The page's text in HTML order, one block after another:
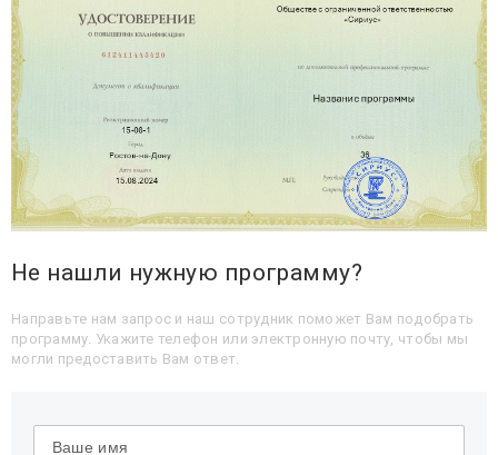
Не нашли нужную программу?
Направьте нам запрос и наш сотрудник поможет Вам подобрать
программу. Укажите телефон или электронную почту, чтобы мы
могли предоставить Вам ответ.